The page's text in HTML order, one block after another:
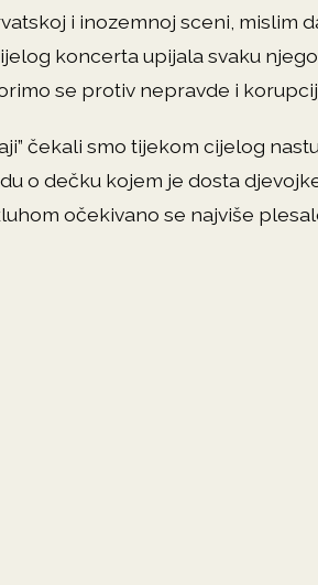
i inozemnoj sceni, mislim
koncerta upijala svaku
se protiv nepravde i
čekali smo tijekom cijelog
o dečku kojem je dosta
očekivano se najviše